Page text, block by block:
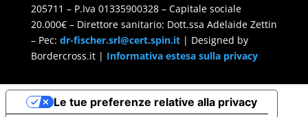
rassegnarmi a mettere protesi mobile visto il
mio osso ridottissimo, cosa assai dolorosa
per me sarebbe stata!
Manuela Stell
Buongiorno a tutti. Io ho
sofferto fin da quando ero piccola di violenti
205711 – P.Iva 01335900328 – Capitale sociale
20.000€ – Direttore sanitario: Dott.ssa Adelaide Zettin
– Pec: dr-fischer.srl@cert.spin.it| Designed by
Bordercross.it | Informativa estesa sulla privacy
Le tue preferenze relative alla privacy